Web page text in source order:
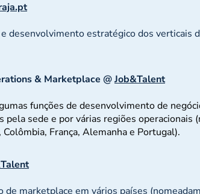
desenvolvimento estratégico dos verticais
& Marketplace @Job&Talent
funções de desenvolvimento de
sede e por várias regiões operacionais
França, Alemanha e Portugal).
de marketplace em vários países